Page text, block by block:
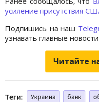
усиление присутствия
Подпишись на наш
узнавать главные новости.
Читайте
Теги: Украина банк